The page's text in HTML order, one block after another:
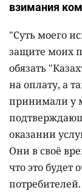
взимания
"Суть моего
защите моих
обязать
на оплату, а
принимали у
оказании
Они в своё
что это будет